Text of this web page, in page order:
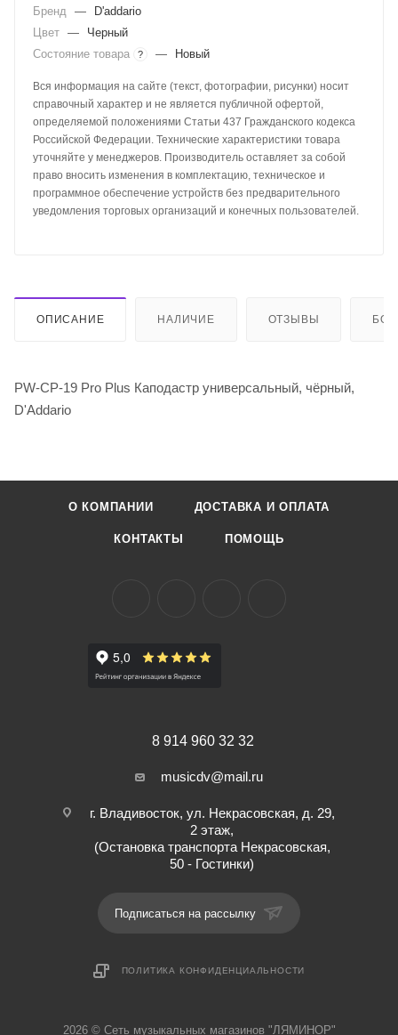
Бренд —
D'addario
Цвет —
Черный
Состояние товара
? — Новый
Вся информация на сайте (текст, фотографии, рисунки) носит
справочный характер и не является публичной офертой,
определяемой положениями Статьи 437 Гражданского кодекса
Российской Федерации. Технические характеристики товара
уточняйте у менеджеров. Производитель оставляет за собой
право вносить изменения в комплектацию, техническое и
программное обеспечение устройств без предварительного
уведомления торговых организаций и конечных пользователей.
ОПИСАНИЕ НАЛИЧИЕ ОТЗЫВЫ
PW-CP-19 Pro Plus Каподастр универсальный, чёрный,
D'Addario
О КОМПАНИИ ДОСТАВКА И ОПЛАТА
КОНТАКТЫ ПОМОЩЬ
8 914 960 32 32
musicdv@mail.ru
г. Владивосток, ул. Некрасовская, д. 29,
2 этаж,
(Остановка транспорта Некрасовская,
50 - Гостинки)
Подписаться на рассылку
ПОЛИТИКА КОНФИДЕНЦИАЛЬНОСТИ
2026 © Cеть музыкальных магазинов "ЛЯМИНОР"